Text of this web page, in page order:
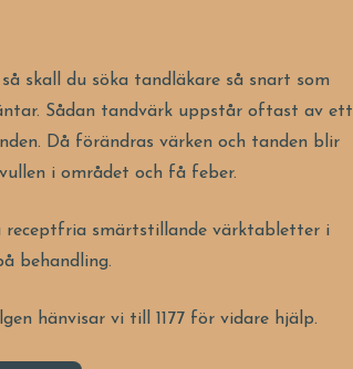
skall du söka tandläkare så snart som
Sådan tandvärk uppstår oftast av ett
Då förändras värken och tanden blir
i området och få feber.
receptfria smärtstillande värktabletter i
behandling.
hänvisar vi till 1177 för vidare hjälp.